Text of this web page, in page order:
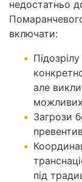
недостатньо
включати:
але
Загрози
під